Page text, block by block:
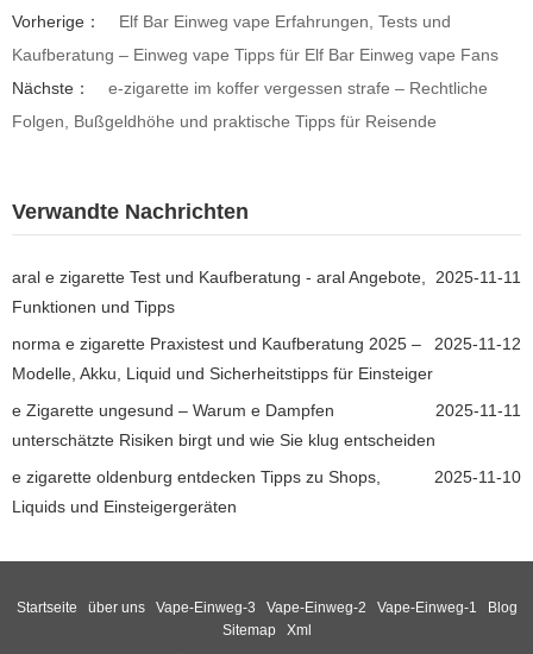
Vorherige：
Elf Bar Einweg vape Erfahrungen, Tests und
Kaufberatung – Einweg vape Tipps für Elf Bar Einweg vape Fans
Nächste：
e-zigarette im koffer vergessen strafe – Rechtliche
Folgen, Bußgeldhöhe und praktische Tipps für Reisende
Verwandte Nachrichten
2025-11-11
aral e zigarette Test und Kaufberatung - aral Angebote,
Funktionen und Tipps
2025-11-12
norma e zigarette Praxistest und Kaufberatung 2025 –
Modelle, Akku, Liquid und Sicherheitstipps für Einsteiger
2025-11-11
e Zigarette ungesund – Warum e Dampfen
unterschätzte Risiken birgt und wie Sie klug entscheiden
2025-11-10
e zigarette oldenburg entdecken Tipps zu Shops,
Liquids und Einsteigergeräten
Startseite über uns Vape-Einweg-3 Vape-Einweg-2 Vape-Einweg-1
Blog
Sitemap
Xml